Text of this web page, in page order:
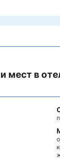
мест в